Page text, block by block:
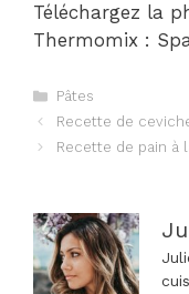
Téléchargez la
Thermomix :
Catégories
Pâtes
Navigation
des
Recette de
Recette de pain à